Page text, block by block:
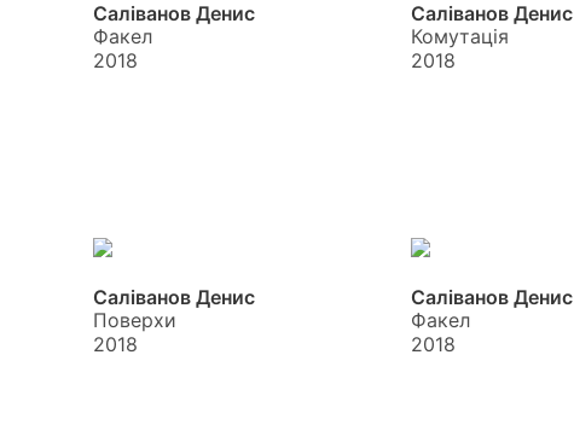
Саліванов Денис
Факел
2018
Саліванов Денис
Комутація
2018
Саліванов Денис
Поверхи
2018
Саліванов Денис
Факел
2018